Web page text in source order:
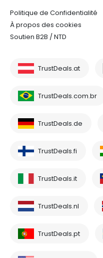
Politique de Confidentialité
À propos des cookies
Soutien B2B / NTD
TrustDeals.at
TrustDeals.com.br
TrustDeals.de
TrustDeals.fi
TrustDeals.it
TrustDeals.nl
TrustDeals.pt